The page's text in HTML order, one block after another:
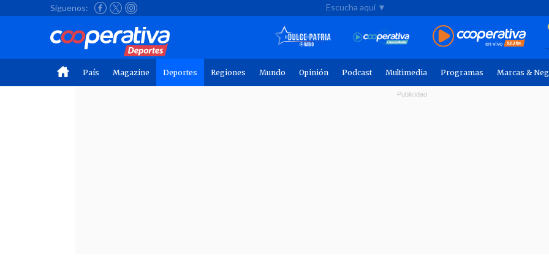
Síguenos: Escucha aquí ▼
País Magazine Deportes Regiones Mundo Opinión Podcast Multimedia Programas Marcas &